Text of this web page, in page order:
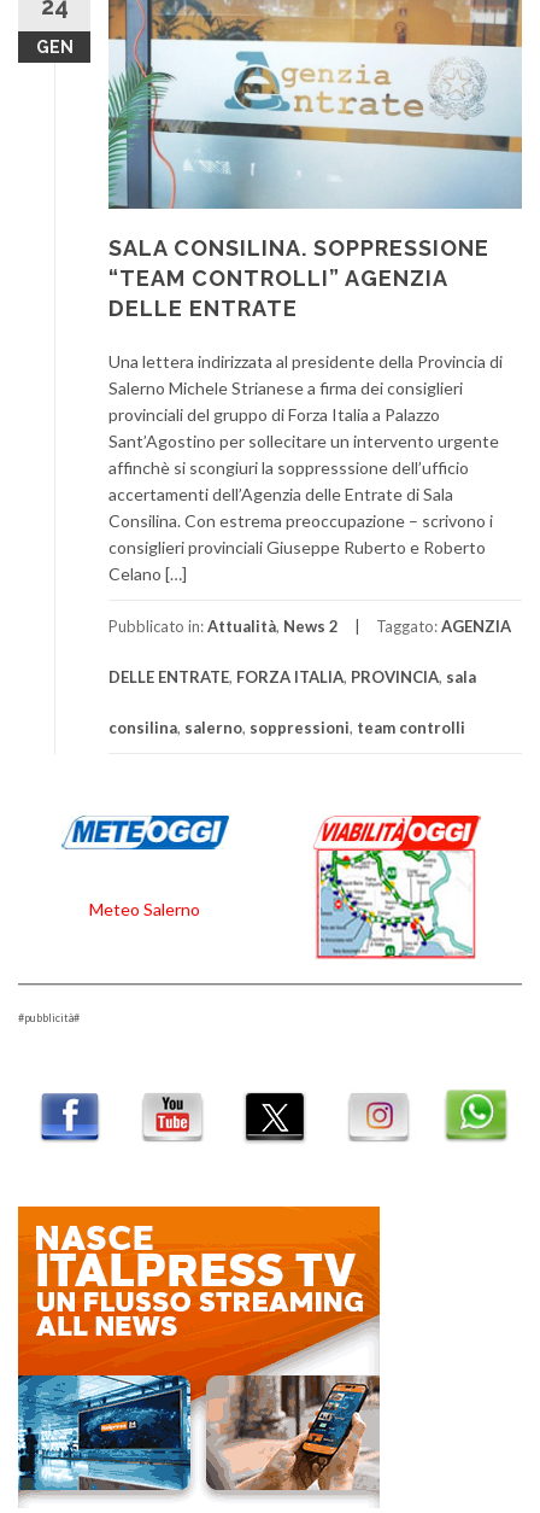
GEN
SALA CONSILINA. SOPPRESSIONE
“TEAM CONTROLLI” AGENZIA
DELLE ENTRATE
Una lettera indirizzata al presidente della Provincia di
Salerno Michele Strianese a firma dei consiglieri
provinciali del gruppo di Forza Italia a Palazzo
Sant’Agostino per sollecitare un intervento urgente
affinchè si scongiuri la soppresssione dell’ufficio
accertamenti dell’Agenzia delle Entrate di Sala
Consilina. Con estrema preoccupazione – scrivono i
consiglieri provinciali Giuseppe Ruberto e Roberto
Celano […]
Pubblicato in:Attualità, News 2 Taggato:AGENZIA
DELLE ENTRATE, FORZA ITALIA, PROVINCIA, sala
consilina, salerno, soppressioni, team controlli
Meteo Salerno
#pubblicità#